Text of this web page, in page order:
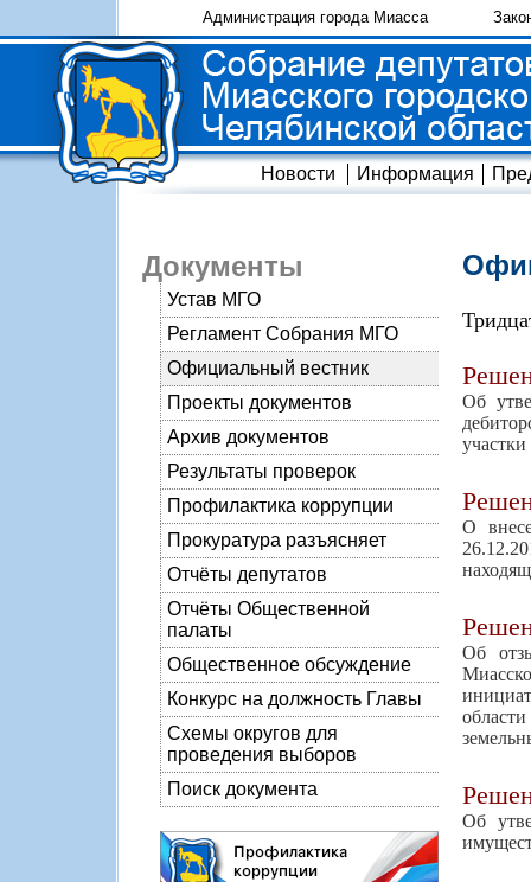
Администрация города Миасса
Новости Информация
Документы
Устав МГО
Регламент Собрания МГО
Официальный вестник
Проекты документов
Архив документов
Результаты проверок
Профилактика коррупции
Прокуратура разъясняет
Отчёты депутатов
Отчёты Общественной
палаты
Общественное обсуждение
Конкурс на должность Главы
Схемы округов для
проведения выборов
Поиск документа
Об
О
Об
Об